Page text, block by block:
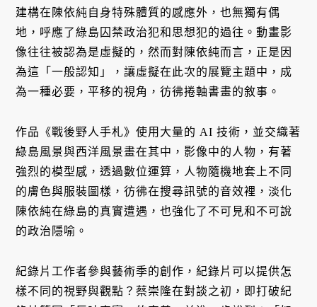
建構在陳依純自身特殊體質的感應外，也無獨有偶
地，呼應了綠島囚禁政治犯和思想犯的過往。動畫影
像往往被認為是虛擬的，然而對陳依純而言，正是因
為這「一般認知」，讓虛擬在此次的展覽主題中，成
為一種必要，平移的視角，彷彿捲軸書畫的敘事。
作品《戰後野人手札》使用大量的 AI 技術，並交織著
綠島風景與西洋風景畫在其中，影像中的人物，有著
強烈的模型感，透過數位運算，人物隨機地套上不同
的膚色與服裝圖樣，彷彿在搜尋訊號的音效裡，淡化
陳依純在綠島的真實遭遇，也強化了不可見和不可說
的政治隱喻。
紀錄片工作者參與藝術季的創作，紀錄片可以提供怎
樣不同的視野與觀點？蔡崇隆在對談之初，即打破紀